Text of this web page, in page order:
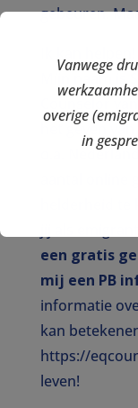
gebeuren.
Mijn naam is
Counselor
het geven
o.a.
een gratis
mij een PB
informatie
kan
https://
leven!
Vanwege
overige
in